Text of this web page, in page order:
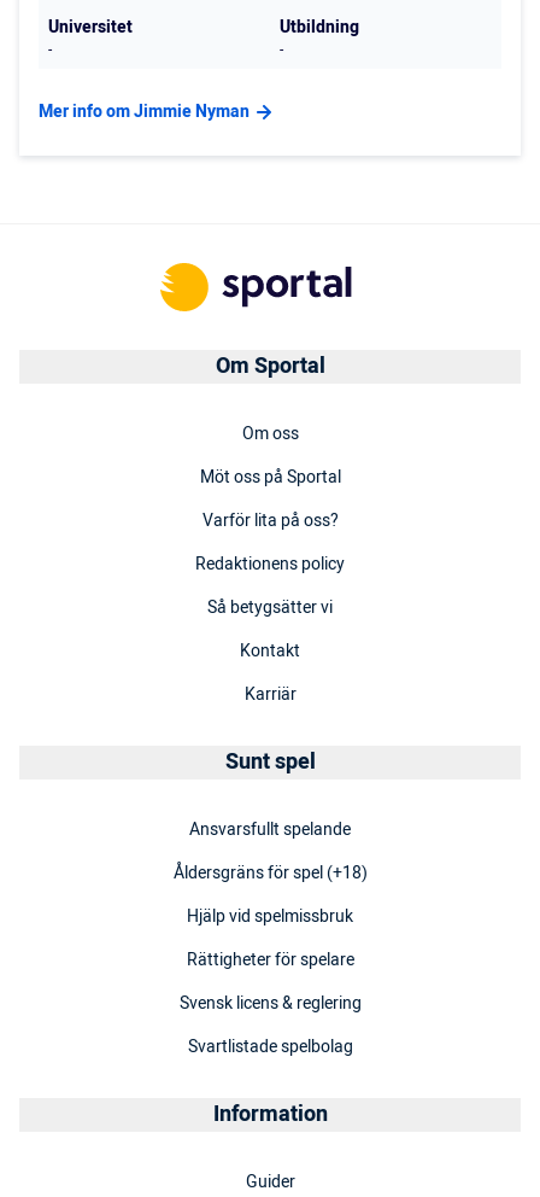
Universitet
-
Utbildning
-
Mer info om Jimmie Nyman
Om Sportal
Om oss
Möt oss på Sportal
Varför lita på oss?
Redaktionens policy
Så betygsätter vi
Kontakt
Karriär
Sunt spel
Ansvarsfullt spelande
Åldersgräns för spel (+18)
Hjälp vid spelmissbruk
Rättigheter för spelare
Svensk licens & reglering
Svartlistade spelbolag
Information
Guider